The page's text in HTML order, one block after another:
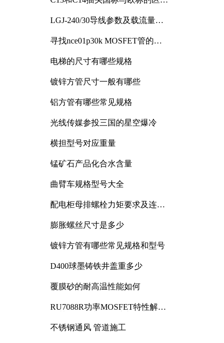
LGJ-240/30导线参数及载流量解
寻找nce01p30k MOSFET管的合
电梯的尺寸有哪些规格
镀锌方管尺寸一般有哪些
铝方管有哪些常见规格
光线传媒参投三国的星空爆冷
横担型号对应重量
锰矿石产品化合水含量
曲臂车规格型号大全
配电柜母排螺栓力矩要求及连接
膨胀螺丝尺寸是多少
镀锌方管有哪些常见规格和型号
D400球墨铸铁井盖重多少
覆膜砂的耐高温性能如何
RU7088R功率MOSFET特性解析
不锈钢通风 管道施工